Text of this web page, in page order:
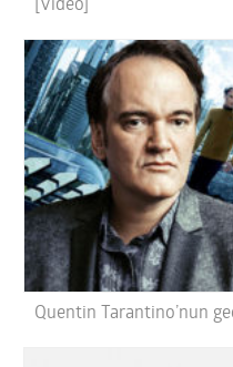
[Video]
Quentin Tarantino’nun